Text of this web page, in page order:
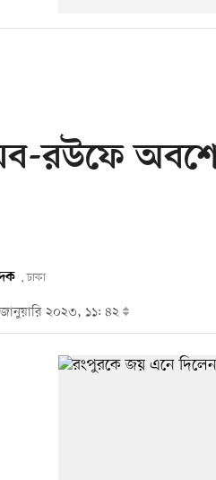
রউফে
, ঢাকা
২০২৩, ১১: ৪২